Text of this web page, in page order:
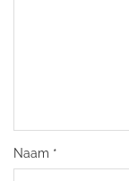
Naam *